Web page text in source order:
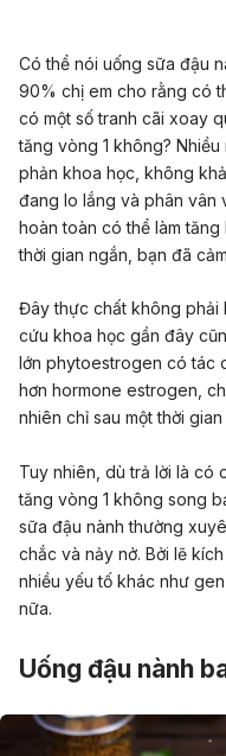
Có thể nói uống sữa đậu
90% chị em cho rằng có
có một số tranh cãi xoay
tăng vòng 1 không?
phản khoa học, không
đang lo lắng và phân vân
hoàn toàn có thể làm
thời gian ngắn, bạn đã
Đây thực chất không phải
cứu khoa học gần đây
lớn phytoestrogen có tác
hơn hormone estrogen,
nhiên chỉ sau một thời gian
Tuy nhiên, dù trả lời là có
tăng vòng 1 không song
sữa đậu nành thường
chắc và nảy nở. Bởi lẽ
nhiều yếu tố khác như
nữa.
Uống đậu nành